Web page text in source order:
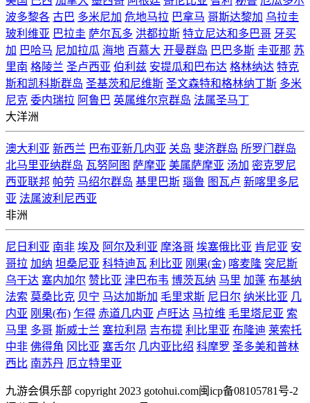
波多黎各 古巴 多米尼加 危地马拉 巴拿马 哥斯达黎加 乌拉圭
玻利维亚 巴拉圭 萨尔瓦多 洪都拉斯 特立尼达和多巴哥 牙买
加 巴哈马 尼加拉瓜 海地 百慕大 开曼群岛 巴巴多斯 圭亚那 苏
里南 格陵兰 圣卢西亚 伯利兹 安提瓜和巴布达 格林纳达 特克
斯和凯科斯群岛 圣基茨和尼维斯 圣文森特和格林纳丁斯 多米
尼克 委内瑞拉 阿鲁巴 英属维尔京群岛 法属圣马丁
大洋洲
澳大利亚 新西兰 巴布亚新几内亚 关岛 斐济群岛 所罗门群岛
北马里亚纳群岛 瓦努阿图 萨摩亚 美属萨摩亚 汤加 密克罗尼
西亚联邦 帕劳 马绍尔群岛 基里巴斯 瑙鲁 图瓦卢 新喀里多尼
亚 法属波利尼西亚
非洲
尼日利亚 南非 埃及 阿尔及利亚 摩洛哥 埃塞俄比亚 肯尼亚 安
哥拉 加纳 坦桑尼亚 科特迪瓦 利比亚 刚果(金) 喀麦隆 突尼斯
乌干达 塞内加尔 赞比亚 津巴布韦 博茨瓦纳 马里 加蓬 布基纳
法索 莫桑比克 贝宁 马达加斯加 毛里求斯 尼日尔 纳米比亚 几
内亚 刚果(布) 乍得 赤道几内亚 卢旺达 马拉维 毛里塔尼亚 索
马里 多哥 斯威士兰 塞拉利昂 吉布提 利比里亚 布隆迪 莱索托
中非 佛得角 冈比亚 塞舌尔 几内亚比绍 科摩罗 圣多美和普林
西比 南苏丹 厄立特里亚
九游会俱乐部 copyright 2023 gotohui.com闽icp备08105781号-2